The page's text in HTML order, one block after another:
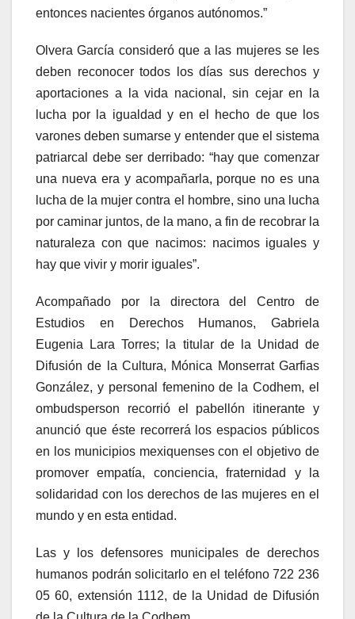
entonces nacientes órganos autónomos.”
Olvera García consideró que a las mujeres se les
deben reconocer todos los días sus derechos y
aportaciones a la vida nacional, sin cejar en la
lucha por la igualdad y en el hecho de que los
varones deben sumarse y entender que el sistema
patriarcal debe ser derribado: “hay que comenzar
una nueva era y acompañarla, porque no es una
lucha de la mujer contra el hombre, sino una lucha
por caminar juntos, de la mano, a fin de recobrar la
naturaleza con que nacimos: nacimos iguales y
hay que vivir y morir iguales”.
Acompañado por la directora del Centro de
Estudios en Derechos Humanos, Gabriela
Eugenia Lara Torres; la titular de la Unidad de
Difusión de la Cultura, Mónica Monserrat Garfias
González, y personal femenino de la Codhem, el
ombudsperson recorrió el pabellón itinerante y
anunció que éste recorrerá los espacios públicos
en los municipios mexiquenses con el objetivo de
promover empatía, conciencia, fraternidad y la
solidaridad con los derechos de las mujeres en el
mundo y en esta entidad.
Las y los defensores municipales de derechos
humanos podrán solicitarlo en el teléfono 722 236
05 60, extensión 1112, de la Unidad de Difusión